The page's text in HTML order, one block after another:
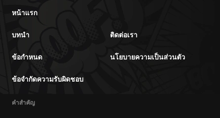
หน้าแรก
บทนำ ติดต่อเรา
ข้อกำหนด นโยบายความเป็นส่วนตัว
ข้อจำกัดความรับผิดชอบ
คำสำคัญ